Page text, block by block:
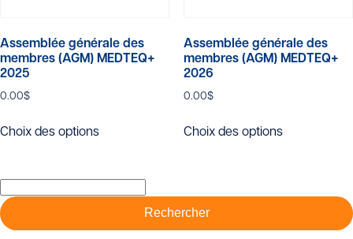
Assemblée générale des
membres (AGM) MEDTEQ+
2025
0.00$
Choix des optionsproduit
Assemblée générale des
membres (AGM) MEDTEQ+
2026
0.00$
Choix des optionsproduit